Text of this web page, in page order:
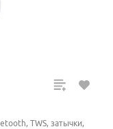
TWS, затычки,